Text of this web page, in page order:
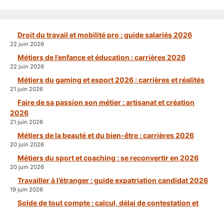
Droit du travail et mobilité pro : guide salariés 2026
22 juin 2026
Métiers de l’enfance et éducation : carrières 2026
22 juin 2026
Métiers du gaming et esport 2026 : carrières et réalités
21 juin 2026
Faire de sa passion son métier : artisanat et création
2026
21 juin 2026
Métiers de la beauté et du bien-être : carrières 2026
20 juin 2026
Métiers du sport et coaching : se reconvertir en 2026
20 juin 2026
Travailler à l’étranger : guide expatriation candidat 2026
19 juin 2026
Solde de tout compte : calcul, délai de contestation et